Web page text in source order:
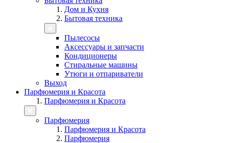
Дом и Кухня
Бытовая техника
Пылесосы
Аксессуары и запчасти
Кондиционеры
Стиральные машины
Утюги и отпариватели
Выход
Парфюмерия и Красота
Парфюмерия и Красота
Парфюмерия
Парфюмерия и Красота
Парфюмерия